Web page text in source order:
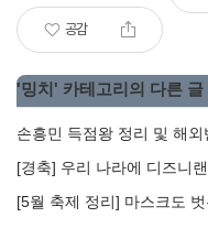
공감
'밍치 ' 카테고리의 다른 글
손흥민 득점왕 정리 및 해외
[경축] 우리 나라에 디즈니
[5월 축제 정리] 마스크도